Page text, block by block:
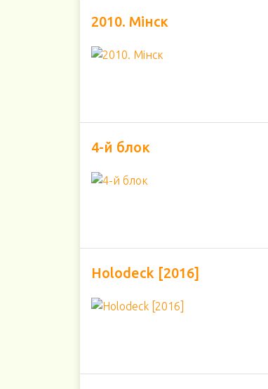
2010. Мінск
4-й блок
Holodeck [2016]